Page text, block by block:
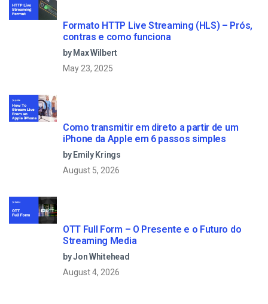
Formato HTTP Live Streaming (HLS) – Prós,
contras e como funciona
by Max Wilbert
May 23, 2025
Como transmitir em direto a partir de um
iPhone da Apple em 6 passos simples
by Emily Krings
August 5, 2026
OTT Full Form – O Presente e o Futuro do
Streaming Media
by Jon Whitehead
August 4, 2026